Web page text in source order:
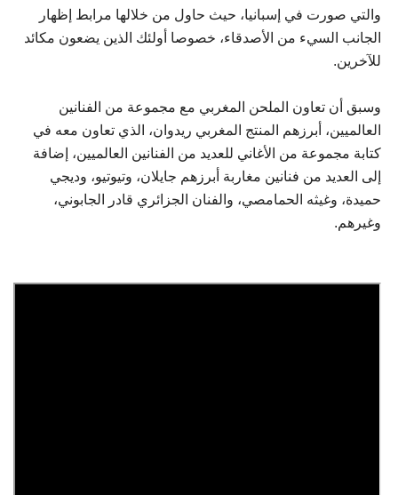
والتي صورت في إسبانيا، حيث حاول من خلالها مرابط إظهار
الجانب السيء من الأصدقاء، خصوصا أولئك الذين يضعون مكائد
للآخرين.
وسبق أن تعاون الملحن المغربي مع مجموعة من الفنانين
العالميين، أبرزهم المنتج المغربي ريدوان، الذي تعاون معه في
كتابة مجموعة من الأغاني للعديد من الفنانين العالميين، إضافة
إلى العديد من فنانين مغاربة أبرزهم جايلان، وتيوتيو، وديجي
حميدة، وغيثه الحمامصي، والفنان الجزائري قادر الجابوني،
وغيرهم.